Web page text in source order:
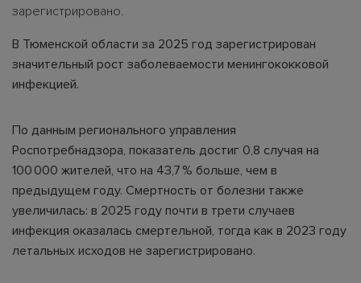
зарегистрировано.
В Тюменской области за 2025 год зарегистрирован
значительный рост заболеваемости менингококковой
инфекцией.
По данным регионального управления
Роспотребнадзора, показатель достиг 0,8 случая на
100 000 жителей, что на 43,7 % больше, чем в
предыдущем году. Смертность от болезни также
увеличилась: в 2025 году почти в трети случаев
инфекция оказалась смертельной, тогда как в 2023 году
летальных исходов не зарегистрировано.